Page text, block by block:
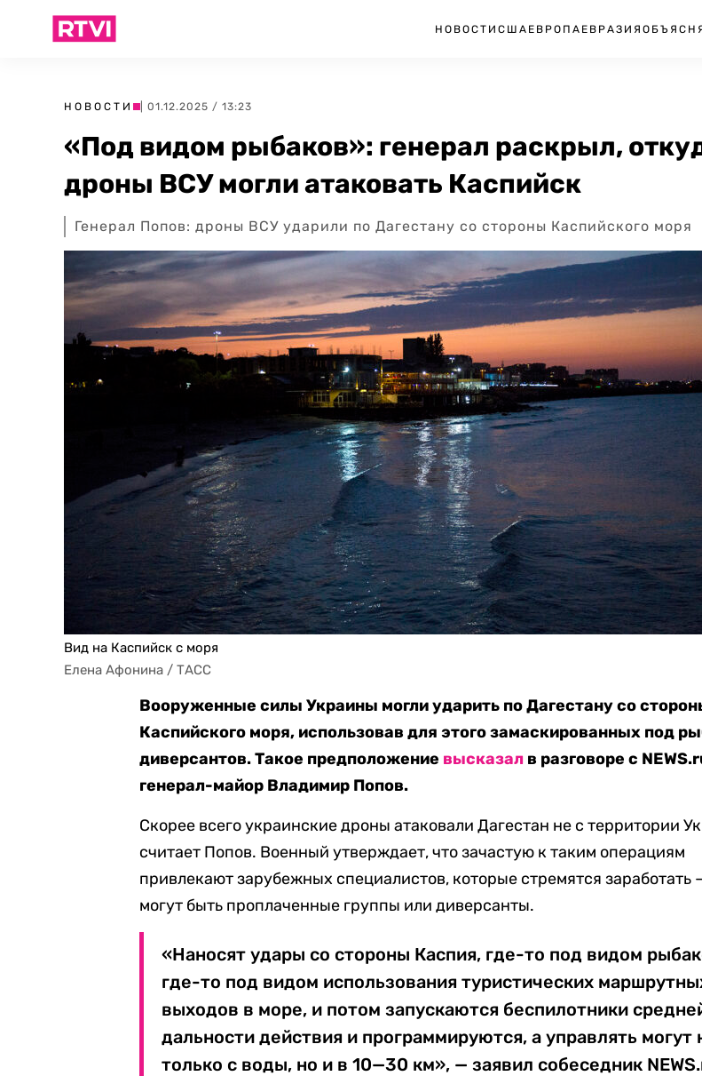
НОВОСТИ США ЕВРОПА ЕВРАЗИЯ
НОВОСТИ | 01.12.2025 / 13:23
«Под видом рыбаков»: генерал раскрыл,
дроны ВСУ могли атаковать Каспийск
Генерал Попов: дроны ВСУ ударили по Дагестану со стороны Каспийского моря
Вид на Каспийск с моря
Елена Афонина / ТАСС
Вооруженные силы Украины могли ударить по Дагестану со
Каспийского моря, использовав для этого замаскированных под
диверсантов. Такое предположение высказал в разговоре с
генерал-майор Владимир Попов.
Скорее всего украинские дроны атаковали Дагестан не с территории
считает Попов. Военный утверждает, что зачастую к таким операциям
привлекают зарубежных специалистов, которые стремятся заработать
могут быть проплаченные группы или диверсанты.
«Наносят удары со стороны Каспия, где-то под видом
где-то под видом использования туристических
выходов в море, и потом запускаются беспилотники
дальности действия и программируются, а управлять могут
только с воды, но и в 10—30 км», — заявил собеседник